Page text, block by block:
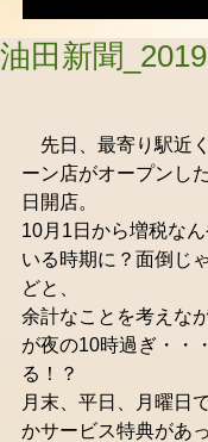
油田新聞
先日、最寄り駅近
ーン店がオープンし
日開店。
10月1日から増税な
いる時期に？面倒じ
どと、
余計なことを考えな
が夜の10時過ぎ・・
る！？
月末、平日、月曜日
かサービス特典があ